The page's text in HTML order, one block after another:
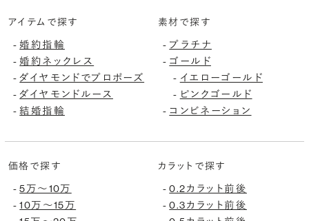
アイテムで探す
-婚約指輪
-婚約ネックレス
-ダイヤモンドでプロポーズ
-ダイヤモンドルース
-結婚指輪
素材で探す
- プラチナ
- ゴールド
- イエローゴールド
- ピンクゴールド
- コンビネーション
価格で探す
-5万〜10万
-10万〜15万
カラットで探す
-0.2カラット前後
-0.3カラット前後